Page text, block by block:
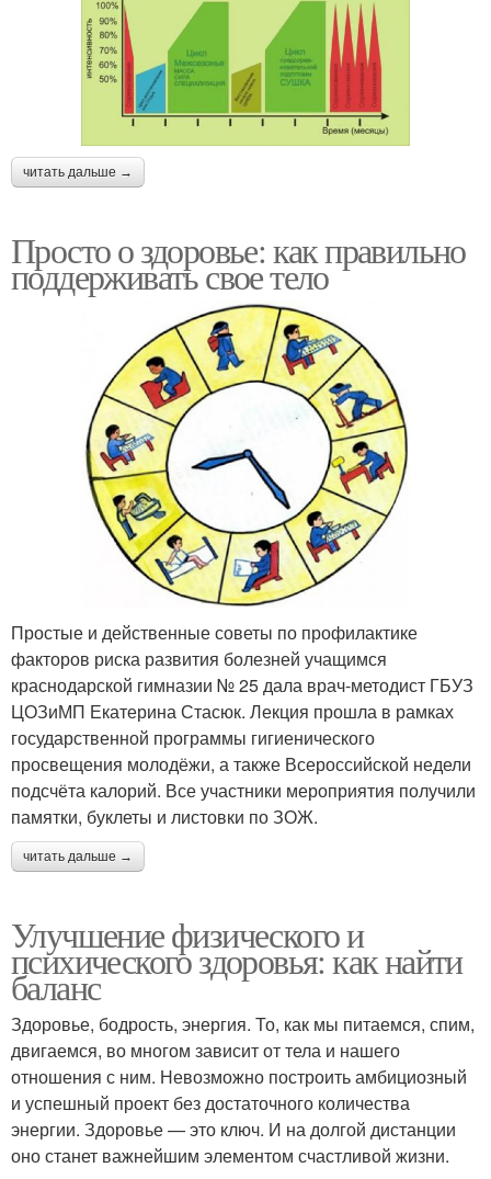
читать дальше →
Просто о здоровье: как правильно
поддерживать свое тело
Простые и действенные советы по профилактике
факторов риска развития болезней учащимся
краснодарской гимназии № 25 дала врач-методист ГБУЗ
ЦОЗиМП Екатерина Стасюк. Лекция прошла в рамках
государственной программы гигиенического
просвещения молодёжи, а также Всероссийской недели
подсчёта калорий. Все участники мероприятия получили
памятки, буклеты и листовки по ЗОЖ.
читать дальше →
Улучшение физического и
психического здоровья: как найти
баланс
Здоровье, бодрость, энергия. То, как мы питаемся, спим,
двигаемся, во многом зависит от тела и нашего
отношения с ним. Невозможно построить амбициозный
и успешный проект без достаточного количества
энергии. Здоровье — это ключ. И на долгой дистанции
оно станет важнейшим элементом счастливой жизни.